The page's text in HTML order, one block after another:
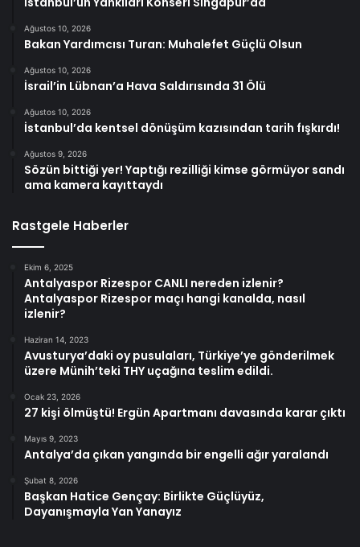
Ağustos 10, 2026
Bakan Yardımcısı Turan: Muhalefet Güçlü Olsun
Ağustos 10, 2026
İsrail’in Lübnan’a Hava Saldırısında 31 Ölü
Ağustos 10, 2026
İstanbul’da kentsel dönüşüm kazısından tarih fışkırdı!
Ağustos 9, 2026
Sözün bittiği yer! Yaptığı rezilliği kimse görmüyor sandı
ama kamera kayıttaydı
Rastgele Haberler
Ekim 6, 2025
Antalyaspor Rizespor CANLI nereden izlenir?
Antalyaspor Rizespor maçı hangi kanalda, nasıl
izlenir?
Haziran 14, 2023
Avusturya’daki oy pusulaları, Türkiye’ye gönderilmek
üzere Münih’teki THY uçağına teslim edildi.
Ocak 23, 2026
27 kişi ölmüştü! Ergün Apartmanı davasında karar çıktı
Mayıs 9, 2023
Antalya’da çıkan yangında bir engelli ağır yaralandı
Şubat 8, 2026
Başkan Hatice Gençay: Birlikte Güçlüyüz,
Dayanışmayla Yan Yanayız